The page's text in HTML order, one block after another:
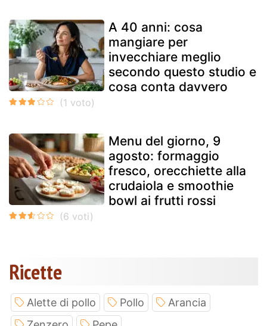
A 40 anni: cosa
mangiare per
invecchiare meglio
secondo questo studio e
cosa conta davvero
Menu del giorno, 9
agosto: formaggio
fresco, orecchiette alla
crudaiola e smoothie
bowl ai frutti rossi
Ricette
Alette di pollo Pollo
Arancia